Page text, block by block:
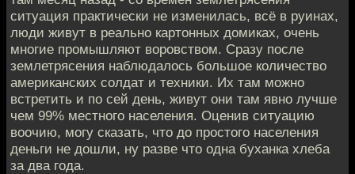
ситуация практически не изменилась, всё в руинах,
люди живут в реально картонных домиках, очень
многие промышляют воровством. Сразу после
землетрясения наблюдалось большое количество
американских солдат и техники. Их там можно
встретить и по сей день, живут они там явно лучше
чем 99% местного населения. Оценив ситуацию
воочию, могу сказать, что до простого населения
деньги не дошли, ну разве что одна буханка хлеба
за два года.